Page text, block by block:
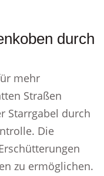
durch
mehr
Straßen
Starrgabel durch
Die
zu ermöglichen.